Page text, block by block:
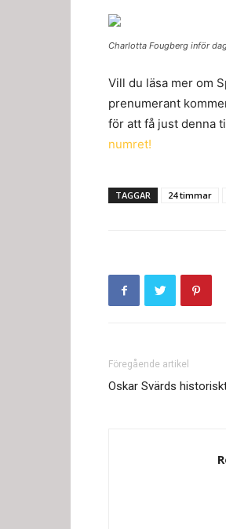
Charlotta Fougberg inför
Vill du läsa mer om
prenumerant
för att få just denna
numret!
TAGGAR 24 timmar
Föregående artikel
Oskar Svärds